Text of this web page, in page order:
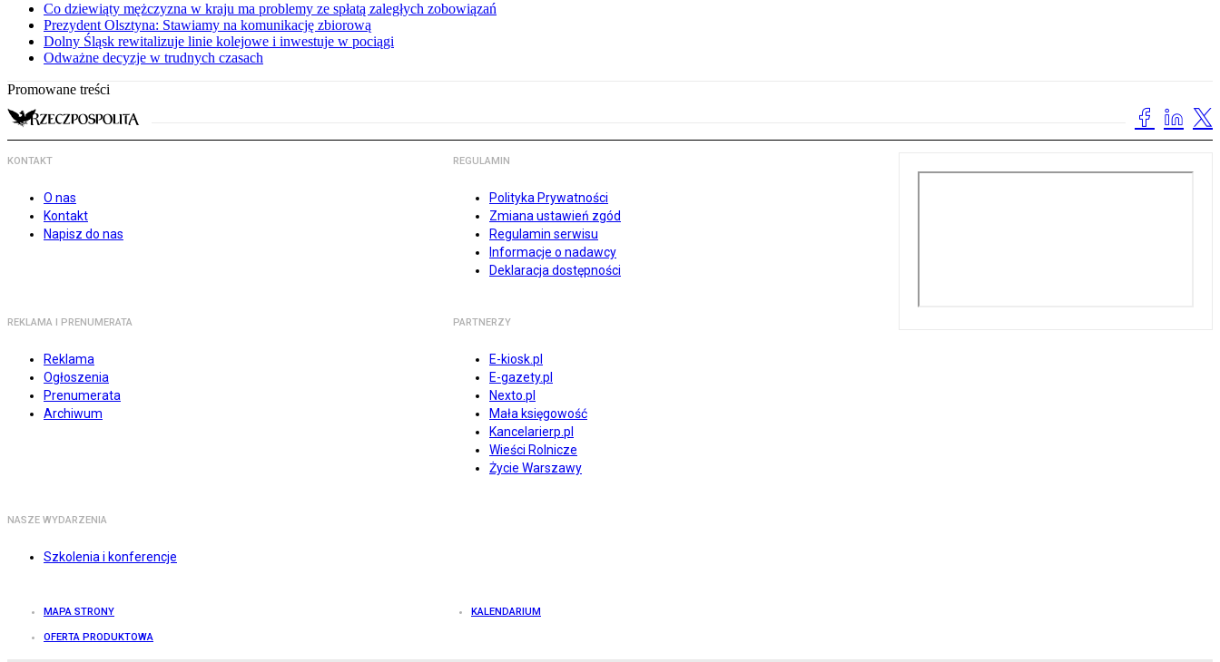
Co dziewiąty mężczyzna w kraju ma problemy ze spłatą zaległych zobowiązań
Prezydent Olsztyna: Stawiamy na komunikację zbiorową
Dolny Śląsk rewitalizuje linie kolejowe i inwestuje w pociągi
Odważne decyzje w trudnych czasach
Promowane treści
KONTAKT
O nas
Kontakt
Napisz do nas
REGULAMIN
Polityka Prywatności
Zmiana ustawień zgód
Regulamin serwisu
Informacje o nadawcy
Deklaracja dostępności
REKLAMA I PRENUMERATA
Reklama
Ogłoszenia
Prenumerata
Archiwum
PARTNERZY
E-kiosk.pl
E-gazety.pl
Nexto.pl
Mała księgowość
Kancelarierp.pl
Wieści Rolnicze
Życie Warszawy
NASZE WYDARZENIA
Szkolenia i konferencje
MAPA STRONY KALENDARIUM
OFERTA PRODUKTOWA